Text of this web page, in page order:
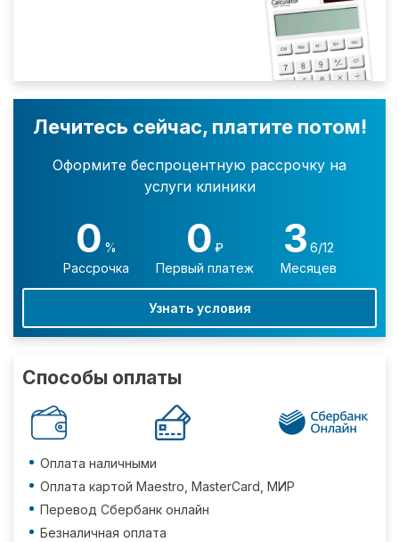
Лечитесь сейчас, платите потом!
Оформите беспроцентную рассрочку на
услуги клиники
0 %
Рассрочка
0 ₽
Первый платеж
3 6/12
Месяцев
Узнать условия
Способы оплаты
Оплата наличными
Оплата картой Maestro, MasterCard, МИР
Перевод Сбербанк онлайн
Безналичная оплата